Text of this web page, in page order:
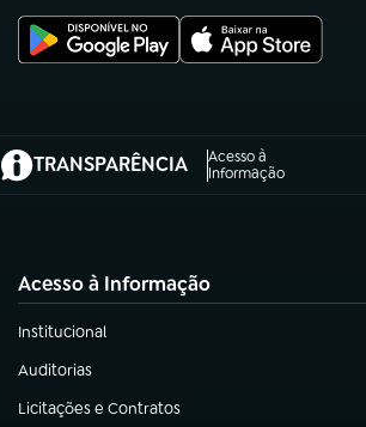
TRANSPARÊNCIA
Acesso à
Informação
(abre em nova aba)
Acesso à Informação
Institucional
(abre em nova aba)
Auditorias
(abre em nova aba)
Licitações e Contratos
(abre em nova aba)